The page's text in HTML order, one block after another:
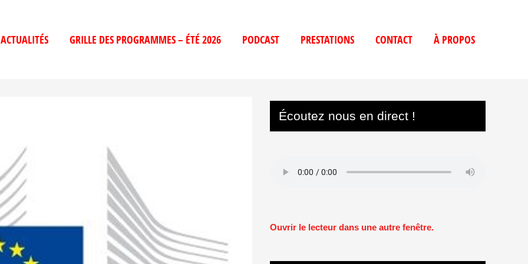
ACTUALITÉS GRILLE DES PROGRAMMES – ÉTÉ 2026 PODCAST PRESTATIONS CONTACT À PROPOS
Écoutez nous en direct !
Ouvrir le lecteur dans une autre fenêtre.